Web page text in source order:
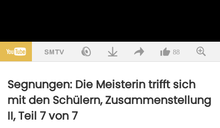
88
Segnungen: Die Meisterin trifft sich
mit den Schülern, Zusammenstellung
II, Teil 7 von 7